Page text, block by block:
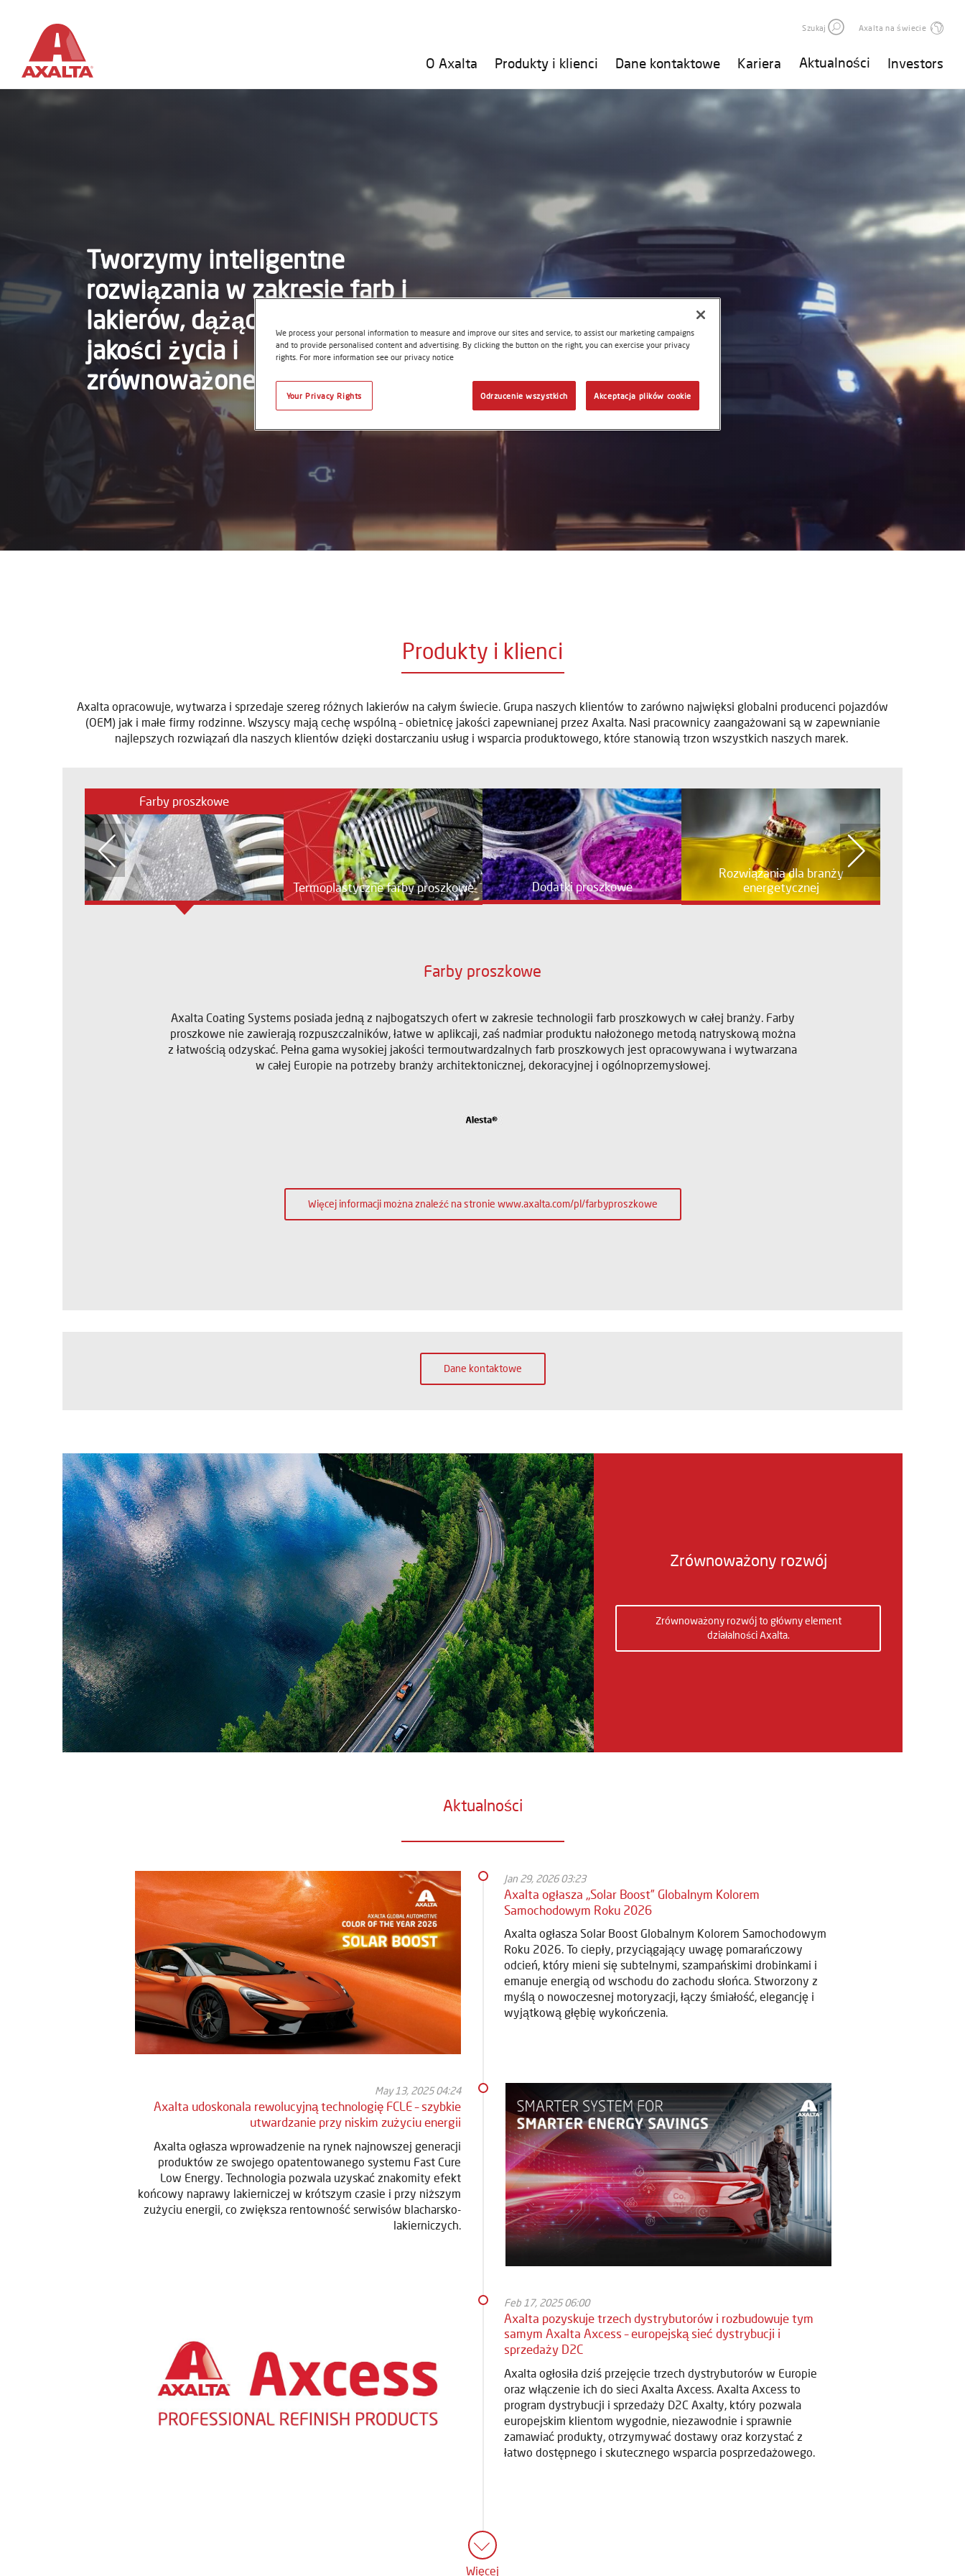
Szukaj Axalta na świecie
O Axalta Produkty i klienci Dane kontaktowe Kariera Aktualności Investors
Tworzymy inteligentne
rozwiązania w zakresie farb i
lakierów, dążąc do poprawy
jakości życia i
zrównoważonego rozwoju.
Produkty i klienci
Axalta opracowuje, wytwarza i sprzedaje szereg różnych lakierów na całym świecie. Grupa naszych klientów to zarówno najwięksi globalni producenci pojazdów
(OEM) jak i małe firmy rodzinne. Wszyscy mają cechę wspólną – obietnicę jakości zapewnianej przez Axalta. Nasi pracownicy zaangażowani są w zapewnianie
najlepszych rozwiązań dla naszych klientów dzięki dostarczaniu usług i wsparcia produktowego, które stanowią trzon wszystkich naszych marek.
Farby proszkowe
Termoplastyczne farby proszkowe Dodatki proszkowe
Rozwiązania dla branży
energetycznej
Farby proszkowe
Axalta Coating Systems posiada jedną z najbogatszych ofert w zakresie technologii farb proszkowych w całej branży. Farby
proszkowe nie zawierają rozpuszczalników, łatwe w aplikcaji, zaś nadmiar produktu nałożonego metodą natryskową można
z łatwością odzyskać. Pełna gama wysokiej jakości termoutwardzalnych farb proszkowych jest opracowywana i wytwarzana
w całej Europie na potrzeby branży architektonicznej, dekoracyjnej i ogólnoprzemysłowej.
Więcej informacji można znaleźć na stronie www.axalta.com/pl/farbyproszkowe
Dane kontaktowe
Zrównoważony rozwój
Zrównoważony rozwój to główny element
działalności Axalta.
Aktualności
Jan 29, 2026 03:23
Axalta ogłasza „Solar Boost” Globalnym Kolorem
Samochodowym Roku 2026
Axalta ogłasza Solar Boost Globalnym Kolorem Samochodowym
Roku 2026. To ciepły, przyciągający uwagę pomarańczowy
odcień, który mieni się subtelnymi, szampańskimi drobinkami i
emanuje energią od wschodu do zachodu słońca. Stworzony z
myślą o nowoczesnej motoryzacji, łączy śmiałość, elegancję i
wyjątkową głębię wykończenia.
May 13, 2025 04:24
Axalta udoskonala rewolucyjną technologię FCLE – szybkie
utwardzanie przy niskim zużyciu energii
Axalta ogłasza wprowadzenie na rynek najnowszej generacji
produktów ze swojego opatentowanego systemu Fast Cure
Low Energy. Technologia pozwala uzyskać znakomity efekt
końcowy naprawy lakierniczej w krótszym czasie i przy niższym
zużyciu energii, co zwiększa rentowność serwisów blacharsko-
lakierniczych.
Feb 17, 2025 06:00
Axalta pozyskuje trzech dystrybutorów i rozbudowuje tym
samym Axalta Axcess – europejską sieć dystrybucji i
sprzedaży D2C
Axalta ogłosiła dziś przejęcie trzech dystrybutorów w Europie
oraz włączenie ich do sieci Axalta Axcess. Axalta Axcess to
program dystrybucji i sprzedaży D2C Axalty, który pozwala
europejskim klientom wygodnie, niezawodnie i sprawnie
zamawiać produkty, otrzymywać dostawy oraz korzystać z
łatwo dostępnego i skutecznego wsparcia posprzedażowego.
Więcej
We process your personal information to measure and improve our sites and service, to assist our marketing campaigns
and to provide personalised content and advertising. By clicking the button on the right, you can exercise your privacy
rights. For more information see our privacy notice
Odrzucenie wszystkich Akceptacja plików cookie
Your Privacy Rights